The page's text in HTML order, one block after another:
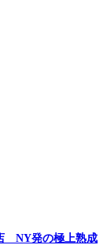
NY発の極上熟成